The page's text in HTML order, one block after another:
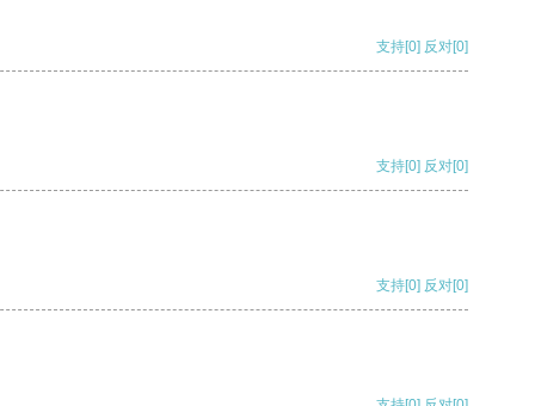
支持[0] 反对[0]
支持[0] 反对[0]
支持[0] 反对[0]